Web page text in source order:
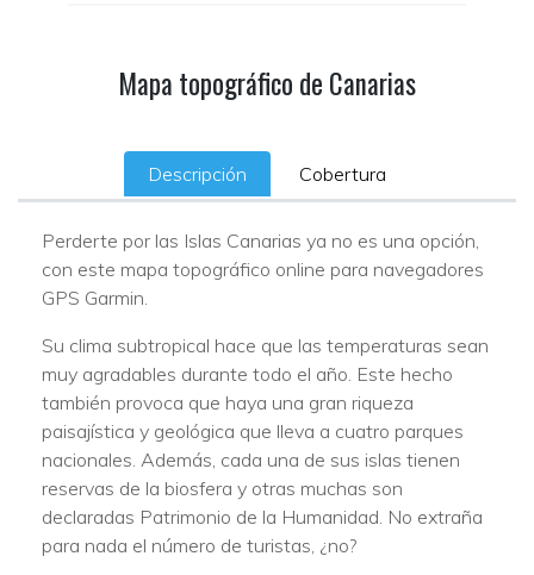
Mapa topográfico de Canarias
Descripción Cobertura
Perderte por las Islas Canarias ya no es una opción,
con este mapa topográfico online para navegadores
GPS Garmin.
Su clima subtropical hace que las temperaturas sean
muy agradables durante todo el año. Este hecho
también provoca que haya una gran riqueza
paisajística y geológica que lleva a cuatro parques
nacionales. Además, cada una de sus islas tienen
reservas de la biosfera y otras muchas son
declaradas Patrimonio de la Humanidad. No extraña
para nada el número de turistas, ¿no?